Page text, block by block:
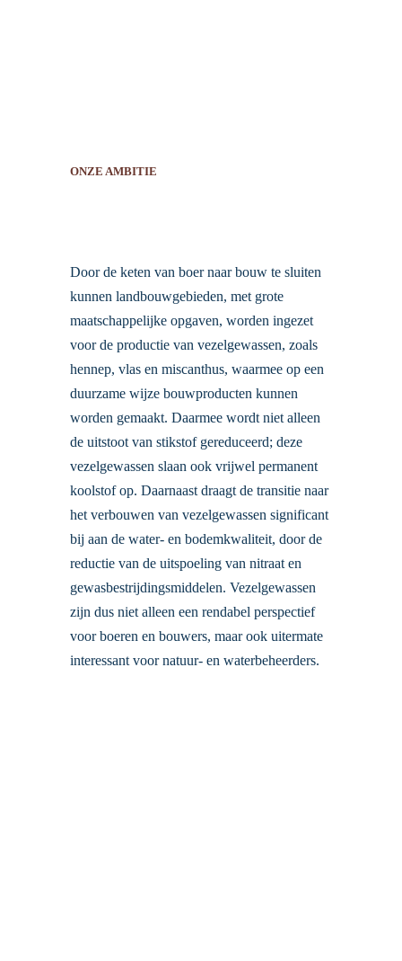
ONZE AMBITIE
Door de keten van boer naar bouw te sluiten
kunnen landbouwgebieden, met grote
maatschappelijke opgaven, worden ingezet
voor de productie van vezelgewassen, zoals
hennep, vlas en miscanthus, waarmee op een
duurzame wijze bouwproducten kunnen
worden gemaakt. Daarmee wordt niet alleen
de uitstoot van stikstof gereduceerd; deze
vezelgewassen slaan ook vrijwel permanent
koolstof op. Daarnaast draagt de transitie naar
het verbouwen van vezelgewassen significant
bij aan de water- en bodemkwaliteit, door de
reductie van de uitspoeling van nitraat en
gewasbestrijdingsmiddelen. Vezelgewassen
zijn dus niet alleen een rendabel perspectief
voor boeren en bouwers, maar ook uitermate
interessant voor natuur- en waterbeheerders.